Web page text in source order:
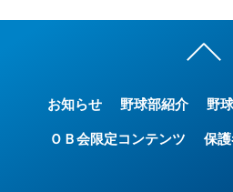
お知らせ 野球部紹介 野
ＯＢ会限定コンテンツ 保